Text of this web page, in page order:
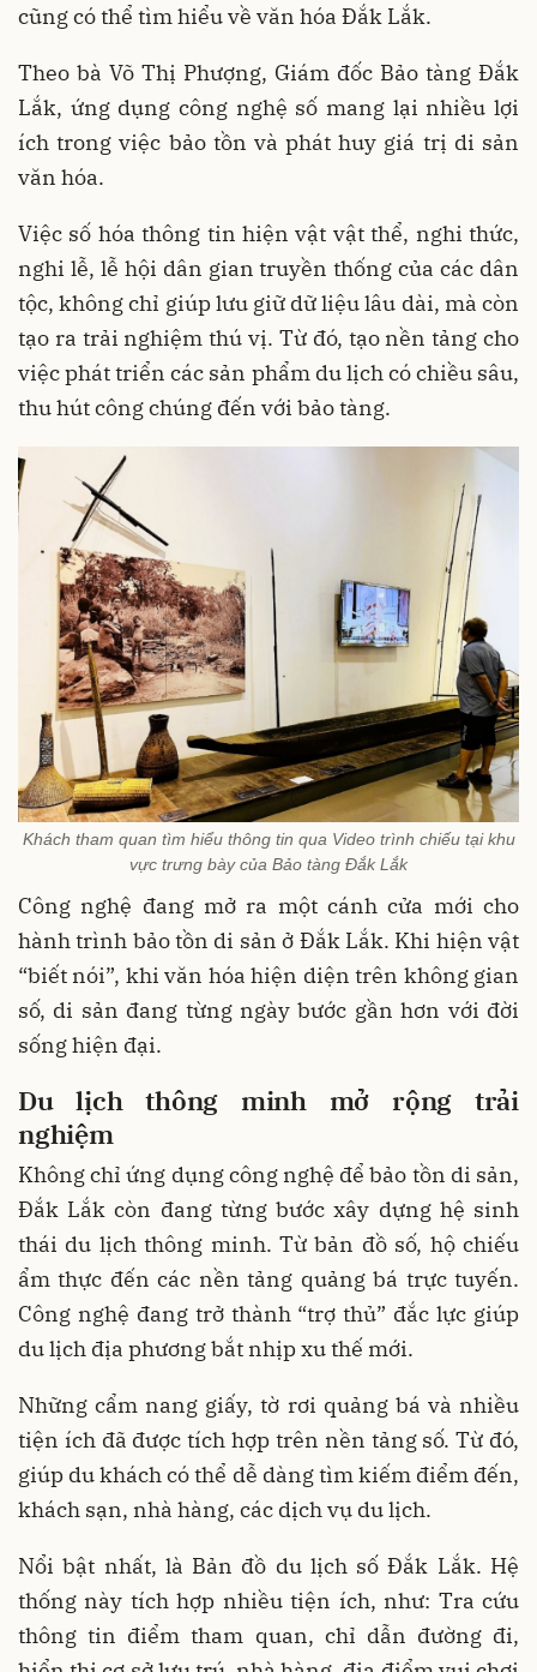
cũng có thể tìm hiểu về văn hóa Đắk Lắk.
Theo bà Võ Thị Phượng, Giám đốc Bảo tàng Đắk
Lắk, ứng dụng công nghệ số mang lại nhiều lợi
ích trong việc bảo tồn và phát huy giá trị di sản
văn hóa.
Việc số hóa thông tin hiện vật vật thể, nghi thức,
nghi lễ, lễ hội dân gian truyền thống của các dân
tộc, không chỉ giúp lưu giữ dữ liệu lâu dài, mà còn
tạo ra trải nghiệm thú vị. Từ đó, tạo nền tảng cho
việc phát triển các sản phẩm du lịch có chiều sâu,
thu hút công chúng đến với bảo tàng.
Khách tham quan tìm hiểu thông tin qua Video trình chiếu tại khu
vực trưng bày của Bảo tàng Đắk Lắk
Công nghệ đang mở ra một cánh cửa mới cho
hành trình bảo tồn di sản ở Đắk Lắk. Khi hiện vật
“biết nói”, khi văn hóa hiện diện trên không gian
số, di sản đang từng ngày bước gần hơn với đời
sống hiện đại.
Dulịch thông minh mở rộng
trải
nghiệm
Không chỉ ứng dụng công nghệ để bảo tồn di sản,
Đắk Lắk còn đang từng bước xây dựng hệ sinh
thái du lịch thông minh. Từ bản đồ số, hộ chiếu
ẩm thực đến các nền tảng quảng bá trực tuyến.
Công nghệ đang trở thành “trợ thủ” đắc lực giúp
du lịch địa phương bắt nhịp xu thế mới.
Những cẩm nang giấy, tờ rơi quảng bá và nhiều
tiện ích đã được tích hợp trên nền tảng số. Từ đó,
giúp du khách có thể dễ dàng tìm kiếm điểm đến,
khách sạn, nhà hàng, các dịch vụ du lịch.
Nổi bật nhất, là Bản đồ du lịch số Đắk Lắk. Hệ
thống này tích hợp nhiều tiện ích, như: Tra cứu
thông tin điểm tham quan, chỉ dẫn đường đi,